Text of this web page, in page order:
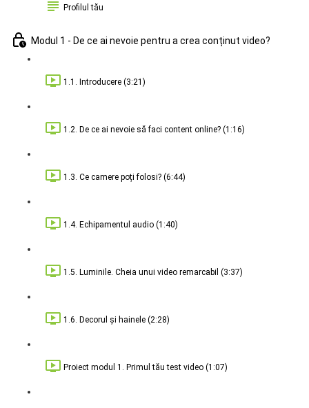
Profilul tău
Modul 1 - De ce ai nevoie pentru a crea conținut video?
1.1. Introducere (3:21)
1.2. De ce ai nevoie să faci content online? (1:16)
1.3. Ce camere poți folosi? (6:44)
1.4. Echipamentul audio (1:40)
1.5. Luminile. Cheia unui video remarcabil (3:37)
1.6. Decorul și hainele (2:28)
Proiect modul 1. Primul tău test video (1:07)